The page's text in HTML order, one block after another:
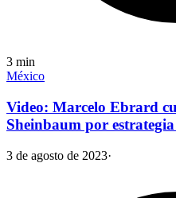
3 min
México
Video: Marcelo Ebrard
Sheinbaum por
3 de agosto de 2023·